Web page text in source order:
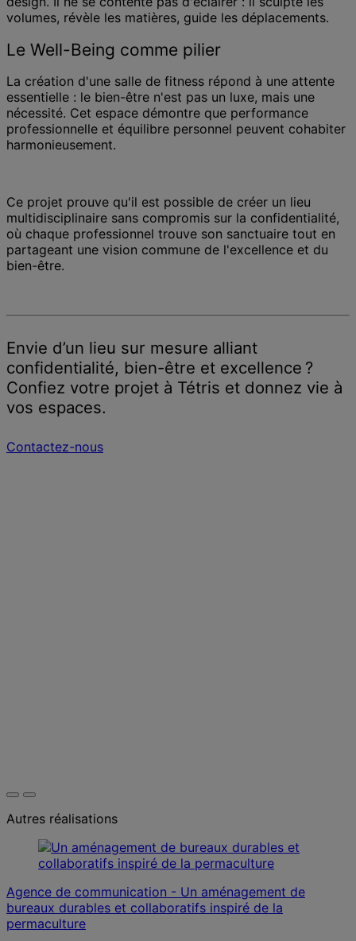
volumes, révèle les matières, guide les déplacements.
Le Well-Being comme pilier
La création d'une salle de fitness répond à une attente
essentielle : le bien-être n'est pas un luxe, mais une
nécessité. Cet espace démontre que performance
professionnelle et équilibre personnel peuvent cohabiter
harmonieusement.
Ce projet prouve qu'il est possible de créer un lieu
multidisciplinaire sans compromis sur la confidentialité,
où chaque professionnel trouve son sanctuaire tout en
partageant une vision commune de l'excellence et du
bien-être.
Envie d’un lieu sur mesure alliant
confidentialité, bien-être et excellence ?
Confiez votre projet à Tétris et donnez vie à
vos espaces.
Contactez-nous
Autres réalisations
Agence de communication - Un aménagement de
bureaux durables et collaboratifs inspiré de la
permaculture